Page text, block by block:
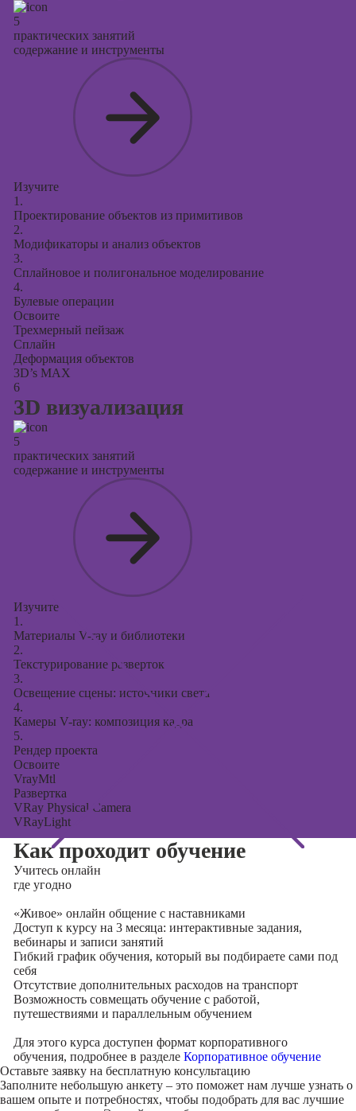
5
практических занятий
содержание и инструменты
Изучите
1.
Проектирование объектов из примитивов
2.
Модификаторы и анализ объектов
3.
Сплайновое и полигональное моделирование
4.
Булевые операции
Освоите
Трехмерный пейзаж
Сплайн
Деформация объектов
3D’s MAX
6
3D визуализация
5
практических занятий
содержание и инструменты
Изучите
1.
Материалы V-ray и библиотеки
2.
Текстурирование разверток
3.
Освещение сцены: источники света
4.
Камеры V-ray: композиция кадра
5.
Рендер проекта
Освоите
VrayMtl
Развертка
VRay Physical Camera
VRayLight
Как проходит обучение
Учитесь онлайн
где угодно
«Живое» онлайн общение с наставниками
Доступ к курсу на 3 месяца: интерактивные задания,
вебинары и записи занятий
Гибкий график обучения, который вы подбираете сами под
себя
Отсутствие дополнительных расходов на транспорт
Возможность совмещать обучение с работой,
путешествиями и параллельным обучением
Для этого курса доступен формат корпоративного
обучения, подробнее в разделе Корпоративное обучение
Оставьте заявку на бесплатную консультацию
Заполните небольшую анкету – это поможет нам лучше узнать о
вашем опыте и потребностях, чтобы подобрать для вас лучшие